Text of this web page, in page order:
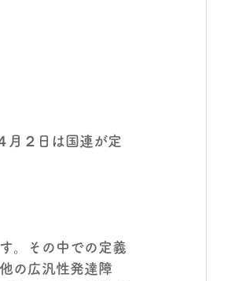
月２日は国連が定
。その中での定義
の広汎性発達障